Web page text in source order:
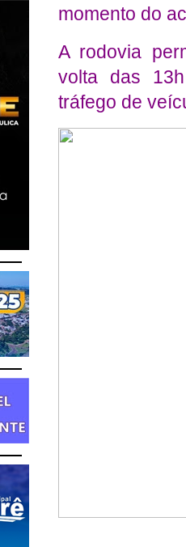
momento do
A rodovia
volta das
tráfego de